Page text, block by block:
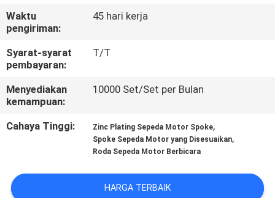
KUALITAS
BERITA
MINTA
KUTIPAN
SITUS
Waktu
pengiriman:
45 hari kerja
Syarat-syarat
pembayaran:
T/T
Menyediakan
kemampuan:
10000 Set/Set per Bulan
Cahaya Tinggi: Zinc Plating Sepeda Motor Spoke,
Spoke Sepeda Motor yang Disesuaikan,
Roda Sepeda Motor Berbicara
HARGA TERBAIK